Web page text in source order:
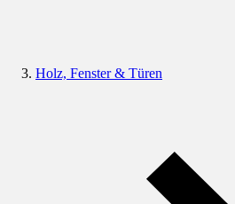
Holz, Fenster & Türen